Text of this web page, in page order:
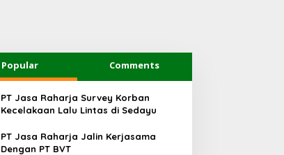
Popular Comments
PT Jasa Raharja Survey Korban
Kecelakaan Lalu Lintas di Sedayu
PT Jasa Raharja Jalin Kerjasama
Dengan PT BVT